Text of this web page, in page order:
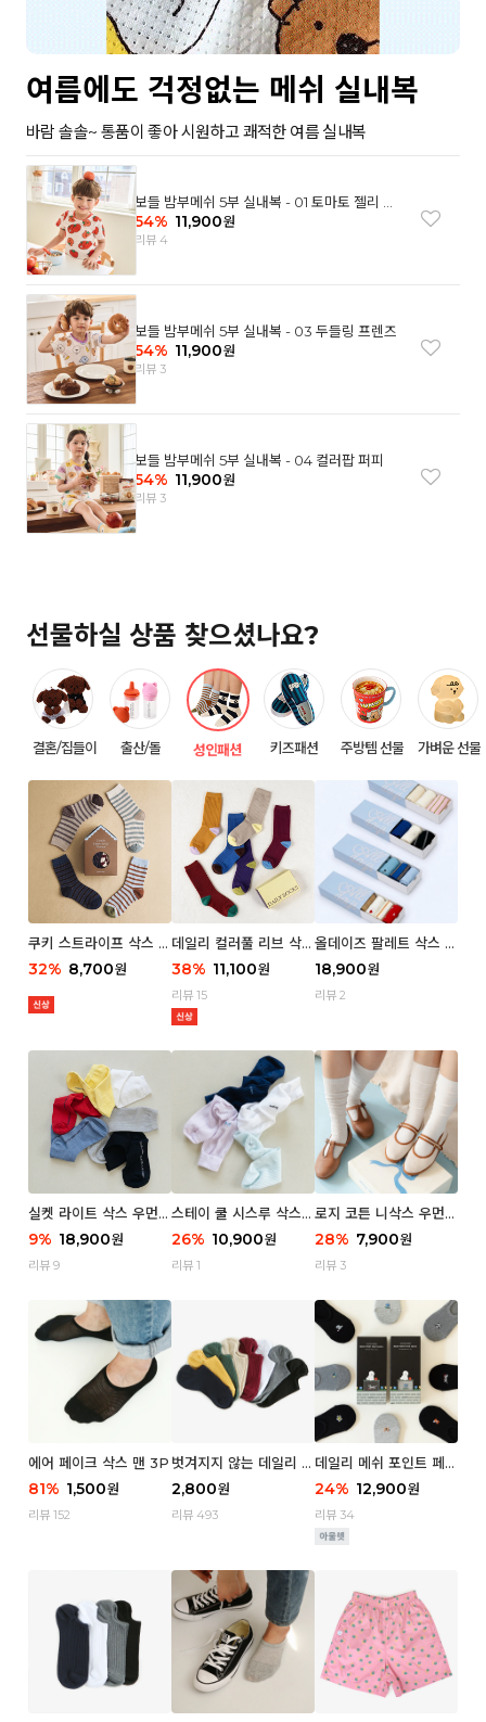
여름에도 걱정없는 메쉬 실내복
바람 솔솔~ 통품이 좋아 시원하고 쾌적한 여름 실내복
보들 밤부메쉬 5부 실내복 - 01 토마토 젤리 베
어
54% 11,900원
리뷰 4
보들 밤부메쉬 5부 실내복 - 03 두들링 프렌즈
54% 11,900원
리뷰 3
보들 밤부메쉬 5부 실내복 - 04 컬러팝 퍼피
54% 11,900원
리뷰 3
선물하실 상품 찾으셨나요?
결혼/집들이 출산/돌 성인패션 키즈패션 주방템 선물 가벼운 선물
쿠키 스트라이프 삭스 우
먼 2P
32% 8,700원
데일리 컬러풀 리브 삭스
우먼 3P 세트
38% 11,100원
리뷰 15
올데이즈 팔레트 삭스 우
먼 5P
18,900원
리뷰 2
실켓 라이트 삭스 우먼 3
P
9% 18,900원
리뷰 9
스테이 쿨 시스루 삭스
우먼 2P
26% 10,900원
리뷰 1
로지 코튼 니삭스 우먼 1
P
28% 7,900원
리뷰 3
에어 페이크 삭스 맨 3P
81% 1,500원
리뷰 152
벗겨지지 않는 데일리 페
이크 삭스 (우먼)
2,800원
리뷰 493
데일리 메쉬 포인트 페이
크 삭스 우먼 4P
24% 12,900원
리뷰 34